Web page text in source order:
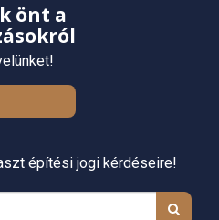
önt a
építési jogi kérdéseire!